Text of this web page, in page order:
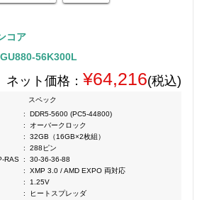
コア
56K300L
ネット価格： ¥64,216(税込)
スペック
:
DDR5-5600 (PC5-44800)
:
オーバークロック
:
32GB（16GB×2枚組）
:
288ピン
RAS :
30-36-36-88
:
XMP 3.0 / AMD EXPO 両対応
:
1.25V
:
ヒートスプレッダ